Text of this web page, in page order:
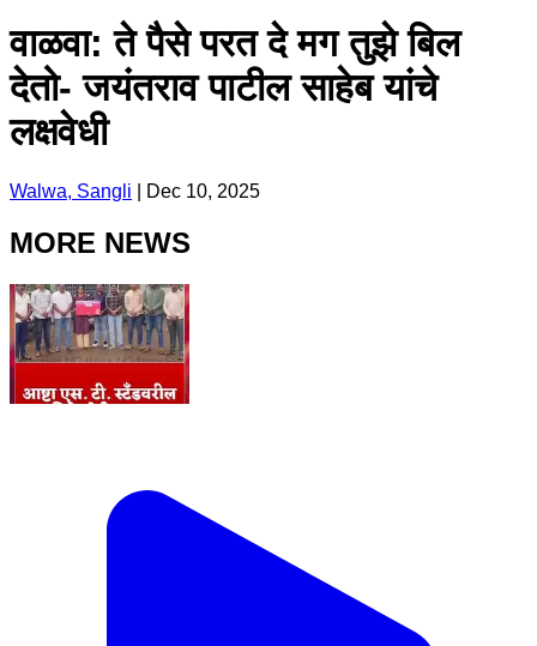
वाळवा: ते पैसे परत दे मग तुझे बिल
देतो- जयंतराव पाटील साहेब यांचे
लक्षवेधी
Walwa, Sangli Dec 10, 2025
MORE NEWS